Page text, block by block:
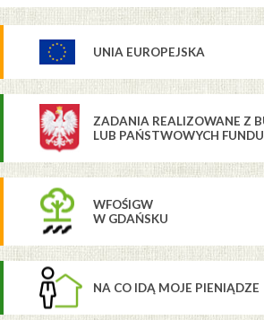
UNIA EUROPEJSKA
ZADANIA REALIZOWANE Z
LUB PAŃSTWOWYCH
WFOŚIGW
W GDAŃSKU
NA CO IDĄ MOJE PIENIĄDZE